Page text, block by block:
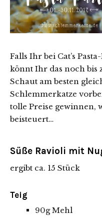
Falls Ihr bei Cat’s
könnt Ihr das noch bis
Schaut am besten
Schlemmerkatze
tolle Preise gewinnen,
beisteuert…
Süße Ravioli mit
ergibt ca. 15 Stück
Teig
90g Mehl